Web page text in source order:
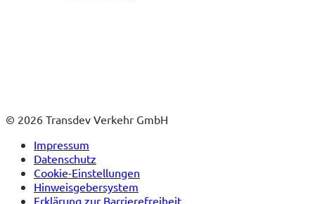
© 2026 Transdev Verkehr GmbH
Impressum
Datenschutz
Cookie-Einstellungen
Hinweisgebersystem
Erklärung zur Barrierefreiheit